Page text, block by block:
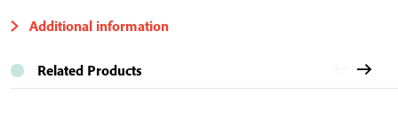
Additional information
Related Products